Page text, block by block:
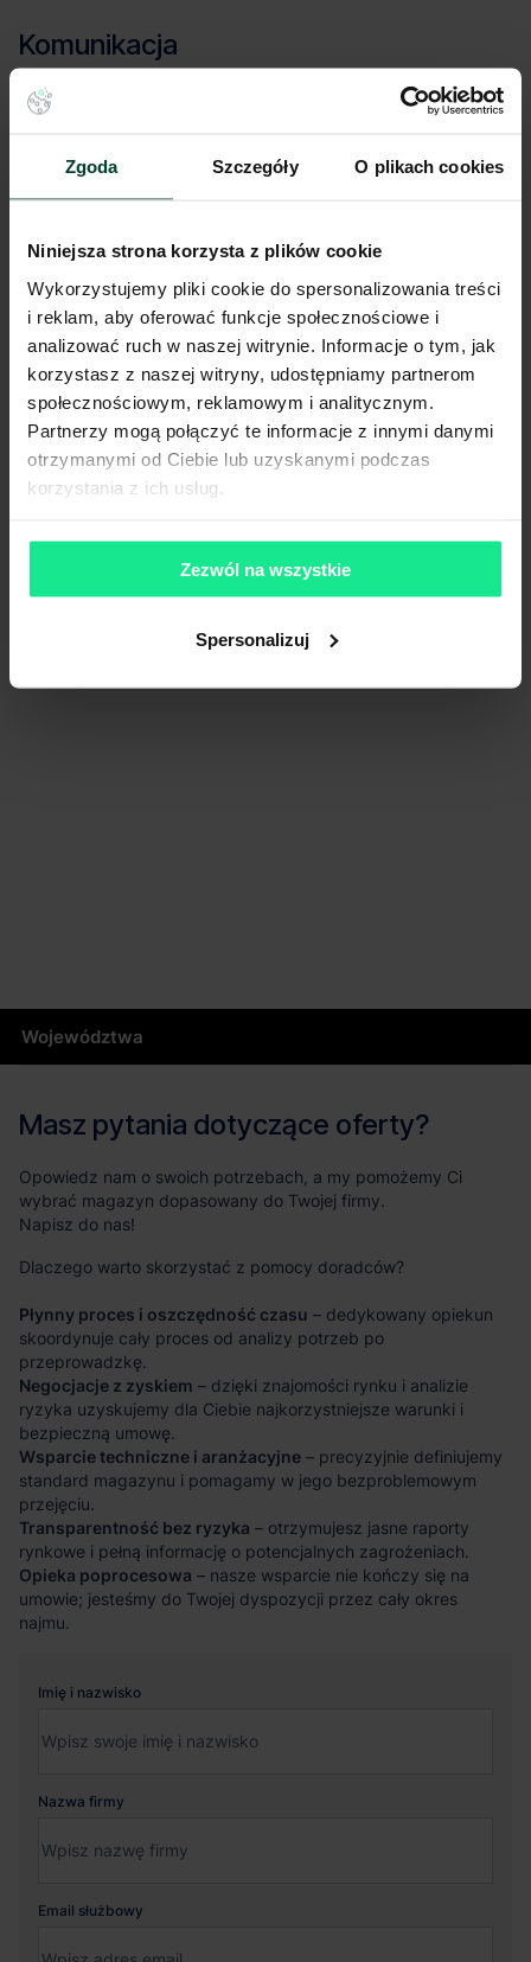
Zgoda Szczegóły O plikach cookies
Niniejsza strona korzysta z plików cookie
Wykorzystujemy pliki cookie do spersonalizowania treści
i reklam, aby oferować funkcje społecznościowe i
analizować ruch w naszej witrynie. Informacje o tym, jak
korzystasz z naszej witryny, udostępniamy partnerom
społecznościowym, reklamowym i analitycznym.
Partnerzy mogą połączyć te informacje z innymi danymi
otrzymanymi od Ciebie lub uzyskanymi podczas
korzystania z ich usług.
Zezwól na wszystkie
Spersonalizuj
Komunikacja
36 km
9 km
Transport publiczny
< 1 km
Lokalizacja magazynu
Niniejsze ogłoszenie ma charakter wyłącznie informacyjny i nie stanowi
oferty w myśl art. 66 § 1. Kodeksu Cywilnego. CBRE sp. z o.o. nie
odpowiada za ewentualne błędy lub nieaktualność ogłoszenia.
Ogłoszenia, cenniki i inne informacje zawarte na stronie internetowej
mogą się różnić od danych rzeczywistych. Publikacja ogłoszenia nie
gwarantuje dostępności prezentowanych nieruchomości. Weryfikacja
dostępności odbywa się po wysłaniu formularza kontaktowego.
Województwa
Masz pytania dotyczące oferty?
Opowiedz nam o swoich potrzebach, a my pomożemy Ci
wybrać magazyn dopasowany do Twojej firmy.
Napisz do nas!
Dlaczego warto skorzystać z pomocy doradców?
Płynny proces i oszczędność czasu – dedykowany opiekun
skoordynuje cały proces od analizy potrzeb po
przeprowadzkę.
Negocjacje z zyskiem – dzięki znajomości rynku i analizie
ryzyka uzyskujemy dla Ciebie najkorzystniejsze warunki i
bezpieczną umowę.
Wsparcie techniczne i aranżacyjne – precyzyjnie definiujemy
standard magazynu i pomagamy w jego bezproblemowym
przejęciu.
Transparentność bez ryzyka – otrzymujesz jasne raporty
rynkowe i pełną informację o potencjalnych zagrożeniach.
Opieka poprocesowa – nasze wsparcie nie kończy się na
umowie; jesteśmy do Twojej dyspozycji przez cały okres
najmu.
Imię i nazwisko
Nazwa firmy
Email służbowy